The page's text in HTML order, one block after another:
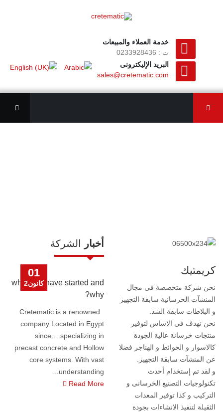
خدمة العملاء والمبيعات
ت : 0233928436
البريد الإليكترونى
sales@cretematic.com
كريمتيك
نحن شركة متخصصة فى مجال
المنشآت الخرسانية سابقة التجهيز
و البلاطات سابقة الشد.
نحن نهدف فى الاساس لتوفير
منتجات خرسانة عالية الجودة
كالاسوار و الحوائط و الهناجر فضلا
عن المنشآت سابقة التجهيز.
و لقد تم إستخدام أحدث
تكنولوجيات التصنيع الخرسانى و
التركيب و كذا توفير المعدات
الثقيلة لتنفيذ الانشاءات بجودة
أخبار الشركة
01
كانون2
when we have started and
why?
Cretematic is a renowned
company Located in Egypt
since….specializing in
precast concrete and Hollow
core systems. With vast
understanding
…
Read More